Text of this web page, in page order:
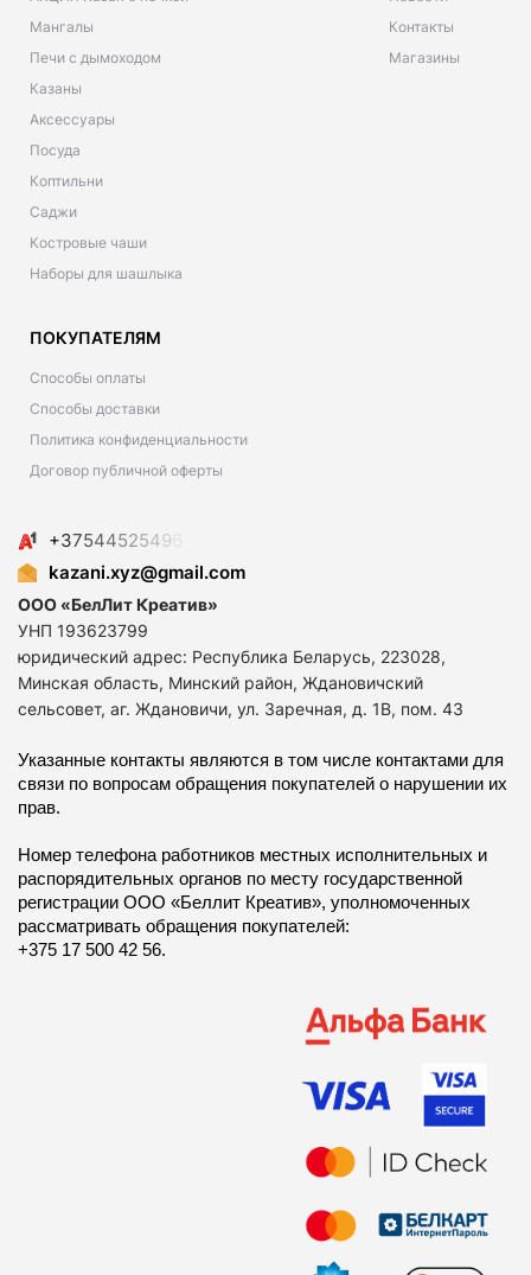
Мангалы
Печи с дымоходом
Казаны
Аксессуары
Посуда
Коптильни
Саджи
Костровые чаши
Наборы для шашлыка
Контакты
Магазины
ПОКУПАТЕЛЯМ
Способы оплаты
Способы доставки
Политика конфиденциальности
Договор публичной оферты
+3754452549
kazani.xyz@gmail.com
ООО «БелЛит Креатив»
УНП 193623799
юридический адрес: Республика Беларусь, 223028,
Минская область, Минский район, Ждановичский
сельсовет, аг. Ждановичи, ул. Заречная, д. 1В, пом. 43
Указанные контакты являются в том числе контактами для
связи по вопросам обращения покупателей о нарушении их
прав.
Номер телефона работников местных исполнительных и
распорядительных органов по месту государственной
регистрации ООО «Беллит Креатив», уполномоченных
рассматривать обращения покупателей:
+375 17 500 42 56.